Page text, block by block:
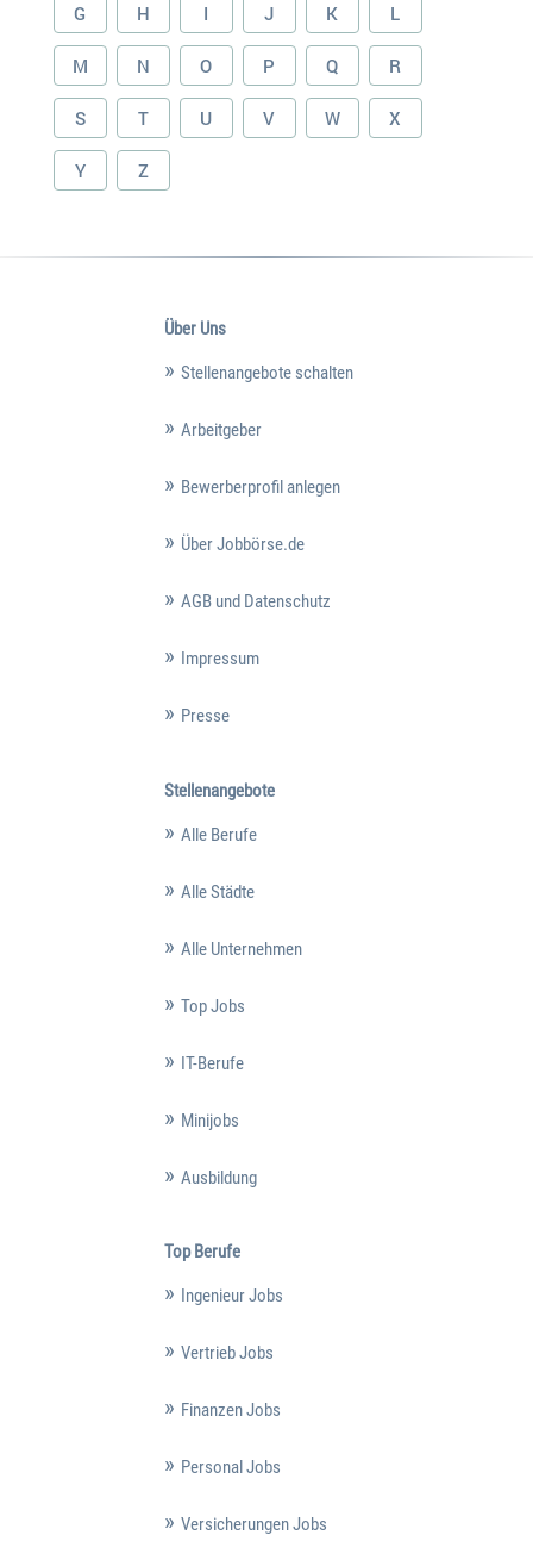
G H I J K L
M N O P Q R
S T U V W X
Y Z
Über Uns
Stellenangebote schalten
Arbeitgeber
Bewerberprofil anlegen
Über Jobbörse.de
AGB und Datenschutz
Impressum
Presse
Stellenangebote
Alle Berufe
Alle Städte
Alle Unternehmen
Top Jobs
IT-Berufe
Minijobs
Ausbildung
Top Berufe
Ingenieur Jobs
Vertrieb Jobs
Finanzen Jobs
Personal Jobs
Versicherungen Jobs